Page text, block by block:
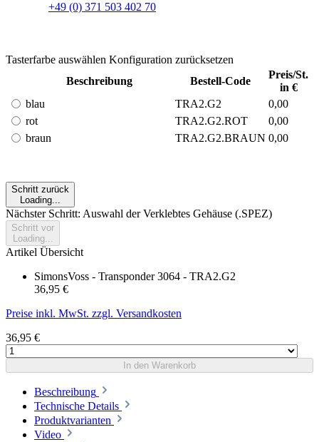
+49 (0) 371 503 402 70
Tasterfarbe auswählen Konfiguration zurücksetzen
Beschreibung
Bestell-Code
Preis/St.
in €
blau
TRA2.G2
0,00
rot
TRA2.G2.ROT
0,00
braun
TRA2.G2.BRAUN 0,00
Schritt zurück
Loading...
Nächster Schritt: Auswahl der Verklebtes Gehäuse (.SPEZ)
Schritt vor
Loading...
Artikel Übersicht
SimonsVoss - Transponder 3064 - TRA2.G2
36,95 €
Preise inkl. MwSt. zzgl. Versandkosten
36,95 €
In den Warenkorb
Beschreibung
Technische Details
Produktvarianten
Video